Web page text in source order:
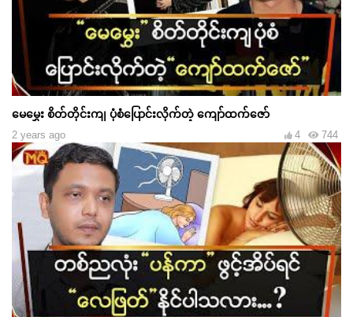
မေမွှေး စိတ်တိုင်းကျ ပုံစံပြောင်းလိုက်တဲ့ ကျော်ထက်ဇော်
2 years ago 744
4